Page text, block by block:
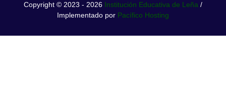
Copyright © 2023 - 2026 Institución Educativa de Leña /
Implementado por Pacífico Hosting